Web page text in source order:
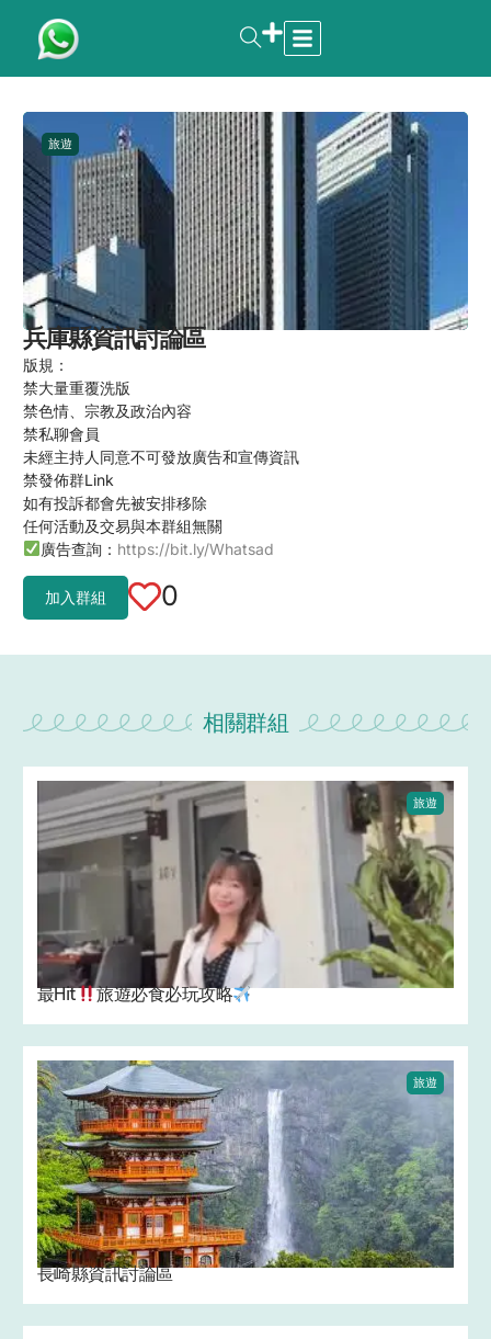
旅遊
兵庫縣資訊討論區
版規：
禁大量重覆洗版
禁色情、宗教及政治內容
禁私聊會員
未經主持人同意不可發放廣告和宣傳資訊
禁發佈群Link
如有投訴都會先被安排移除
任何活動及交易與本群組無關
廣告查詢： https://bit.ly/Whatsad
加入群組 0
相關群組
旅遊
最Hit 旅遊必食必玩攻略
旅遊
長崎縣資訊討論區